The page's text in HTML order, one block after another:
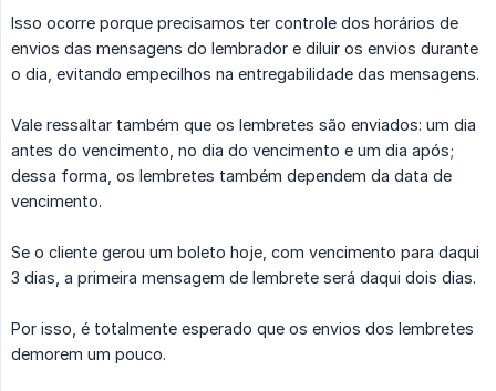
Isso ocorre porque precisamos ter controle dos horários de
envios das mensagens do lembrador e diluir os envios durante
o dia, evitando empecilhos na entregabilidade das mensagens.
Vale ressaltar também que os lembretes são enviados: um dia
antes do vencimento, no dia do vencimento e um dia após;
dessa forma, os lembretes também dependem da data de
vencimento.
Se o cliente gerou um boleto hoje, com vencimento para daqui
3 dias, a primeira mensagem de lembrete será daqui dois dias.
Por isso, é totalmente esperado que os envios dos lembretes
demorem um pouco.